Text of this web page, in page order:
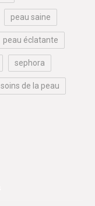
peau saine
peau éclatante
sephora
soins de la peau